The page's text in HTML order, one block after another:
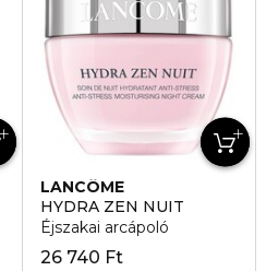
LANCÔME
HYDRA ZEN NUIT
Éjszakai arcápoló
26 740 Ft